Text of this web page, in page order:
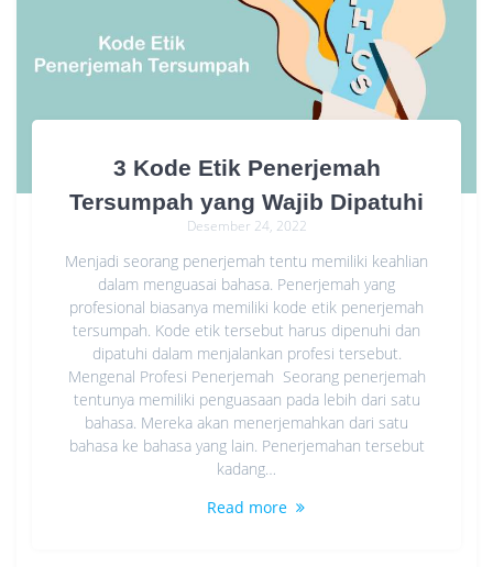
3 Kode Etik Penerjemah
Tersumpah yang Wajib Dipatuhi
Desember 24, 2022
Menjadi seorang penerjemah tentu memiliki keahlian
dalam menguasai bahasa. Penerjemah yang
profesional biasanya memiliki kode etik penerjemah
tersumpah. Kode etik tersebut harus dipenuhi dan
dipatuhi dalam menjalankan profesi tersebut.
Mengenal Profesi Penerjemah Seorang penerjemah
tentunya memiliki penguasaan pada lebih dari satu
bahasa. Mereka akan menerjemahkan dari satu
bahasa ke bahasa yang lain. Penerjemahan tersebut
kadang…
Read more